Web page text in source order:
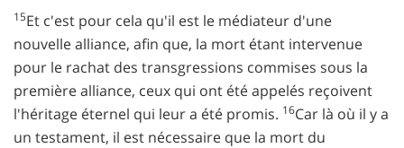
15Et c'est pour cela qu'il est le médiateur d'une
nouvelle alliance, afin que, la mort étant intervenue
pour le rachat des transgressions commises sous la
première alliance, ceux qui ont été appelés reçoivent
l'héritage éternel qui leur a été promis. 16Car là où il y a
un testament, il est nécessaire que la mort du